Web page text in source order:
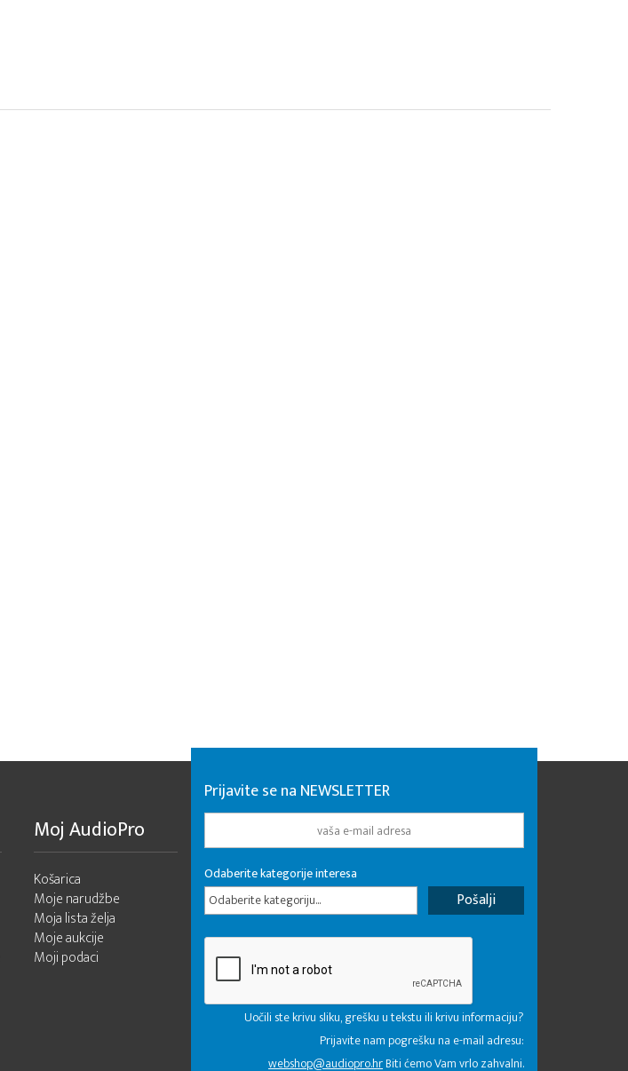
Moj AudioPro
Košarica
Moje narudžbe
Moja lista želja
Moje aukcije
Moji podaci
Prijavite se na NEWSLETTER
Odaberite kategorije interesa
Odaberite kategoriju...
Uočili ste krivu sliku, grešku u tekstu ili krivu informaciju?
Prijavite nam pogrešku na e-mail adresu:
webshop@audiopro.hrBiti ćemo Vam vrlo zahvalni.